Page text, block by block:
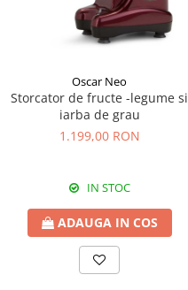
Oscar Neo
Storcator de fructe -legume si
iarba de grau
1.199,00 RON
IN STOC
ADAUGA IN COS